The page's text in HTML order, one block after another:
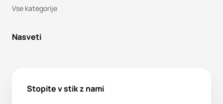
Vse kategorije
Nasveti
Stopite v stik z nami